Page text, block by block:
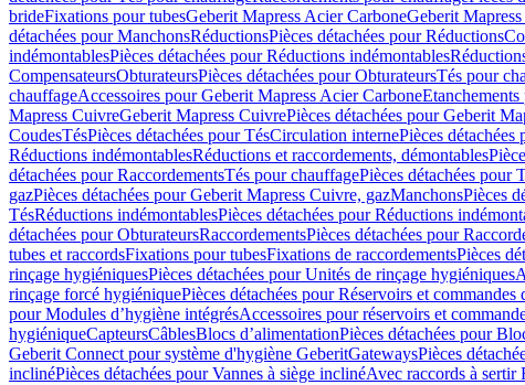
brideFixations pour tubesGeberit Mapress Acier CarboneGeberit
détachées pour ManchonsRéductionsPièces détachées pour Réductions
indémontablesPièces détachées pour Réductions indémontables
CompensateursObturateursPièces détachées pour ObturateursTés pour
chauffageAccessoires pour Geberit Mapress Acier Carbone
Mapress CuivreGeberit Mapress CuivrePièces détachées pour Geberit
CoudesTésPièces détachées pour TésCirculation internePièces
Réductions indémontablesRéductions et raccordements, démontables
détachées pour RaccordementsTés pour chauffagePièces détachées pour
gazPièces détachées pour Geberit Mapress Cuivre, gazManchonsPièces
TésRéductions indémontablesPièces détachées pour Réductions
détachées pour ObturateursRaccordementsPièces détachées pour
tubes et raccordsFixations pour tubesFixations de raccordementsPièces
rinçage hygiéniquesPièces détachées pour Unités de rinçage hygiéniques
rinçage forcé hygiéniquePièces détachées pour Réservoirs et
pour Modules d’hygiène intégrésAccessoires pour réservoirs et
hygiéniqueCapteursCâblesBlocs d’alimentationPièces détachées pour
Geberit Connect pour système d'hygiène GeberitGatewaysPièces
inclinéPièces détachées pour Vannes à siège inclinéAvec raccords à sertir